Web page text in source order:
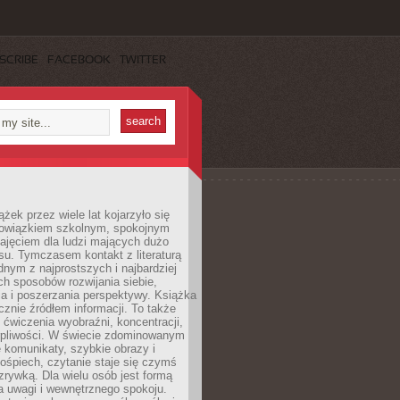
FACEBOOK TWITTER
przez wiele lat kojarzyło się
szkolnym, spokojnym
dla ludzi mających dużo
Tymczasem kontakt z literaturą
z najprostszych i najbardziej
sposobów rozwijania siebie,
i poszerzania perspektywy. Książka
źródłem informacji. To także
ćwiczenia wyobraźni, koncentracji,
W świecie zdominowanym
komunikaty, szybkie obrazy i
czytanie staje się czymś
Dla wielu osób jest formą
uwagi i wewnętrznego spokoju.